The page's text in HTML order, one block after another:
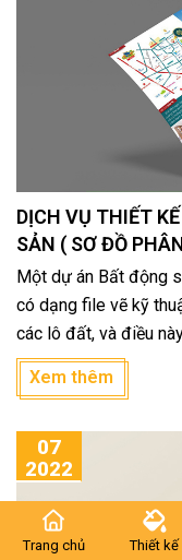
DỊCH VỤ THIẾT
SẢN ( SƠ
Một dự án Bất động
có dạng file vẽ kỹ
các lô đất, và điều
tư vấn và làm khách
kế và phối cảnh lại
Xem thêm
07
2022
Trang chủ Thiết kế